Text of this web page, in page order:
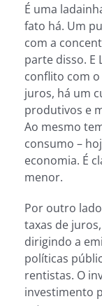
É uma
fato há. Um
com a
parte disso. E
conflito com
juros, há um
produtivos e
Ao mesmo
consumo –
economia. É
menor.
Por outro
taxas de
dirigindo a
políticas
rentistas. O
investimento